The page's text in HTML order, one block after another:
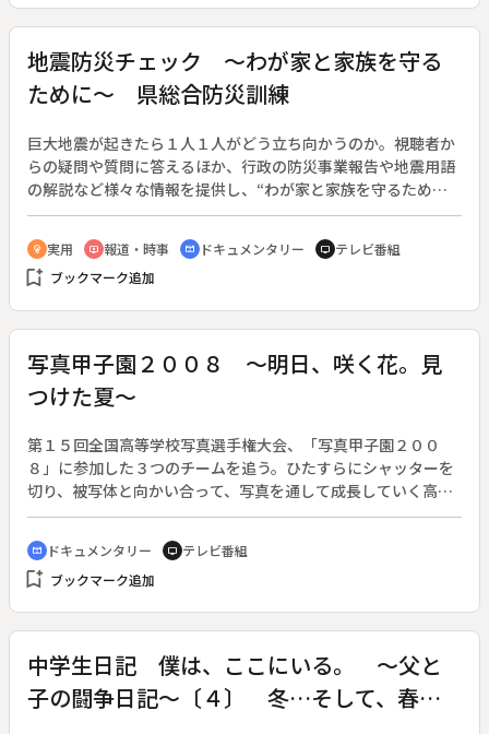
上芳雄）も辞表を提出する。やがて、アウトソーシングのため
のマニュアルが完成、総務課員の解散式をすることになった。
地震防災チェック ～わが家と家族を守る
ために～ 県総合防災訓練
巨大地震が起きたら１人１人がどう立ち向かうのか。視聴者か
らの疑問や質問に答えるほか、行政の防災事業報告や地震用語
の解説など様々な情報を提供し、“わが家と家族を守るため
に”人々の地震に対する防災意識を高める。（２００１年４月
放送開始）◆この回は「県総合防災訓練」。
emoji_objects 実用 ondemand_video 報道・時事 cinematic_blur ドキュメンタリー tv テレビ番組
bookmark_add ブックマーク追加
写真甲子園２００８ ～明日、咲く花。見
つけた夏～
第１５回全国高等学校写真選手権大会、「写真甲子園２００
８」に参加した３つのチームを追う。ひたすらにシャッターを
切り、被写体と向かい合って、写真を通して成長していく高校
生カメラマンたちの熱い夏を描く。◆２３年前に写真の町を宣
言した北海道東川町で、写真甲子園が開かれるようになって１
５年。全国の高校写真部・サークルを対象にして行われる大
会、２００８年は２５２校が参加、東京での予選を経て１４校
焦り、プレッシャーと戦い、友と語り、泣き、笑う。
cinematic_blur ドキュメンタリー tv テレビ番組
bookmark_add ブックマーク追加
中学生日記 僕は、ここにいる。 ～父と
子の闘争日記～〔４〕 冬…そして、春